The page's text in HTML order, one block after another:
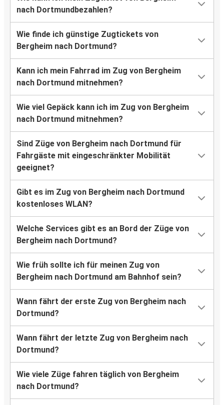
nach Dortmundbezahlen?
Wie finde ich günstige Zugtickets von
Bergheim nach Dortmund?
Kann ich mein Fahrrad im Zug von Bergheim
nach Dortmund mitnehmen?
Wie viel Gepäck kann ich im Zug von Bergheim
nach Dortmund mitnehmen?
Sind Züge von Bergheim nach Dortmund für
Fahrgäste mit eingeschränkter Mobilität
geeignet?
Gibt es im Zug von Bergheim nach Dortmund
kostenloses WLAN?
Welche Services gibt es an Bord der Züge von
Bergheim nach Dortmund?
Wie früh sollte ich für meinen Zug von
Bergheim nach Dortmund am Bahnhof sein?
Wann fährt der erste Zug von Bergheim nach
Dortmund?
Wann fährt der letzte Zug von Bergheim nach
Dortmund?
Wie viele Züge fahren täglich von Bergheim
nach Dortmund?